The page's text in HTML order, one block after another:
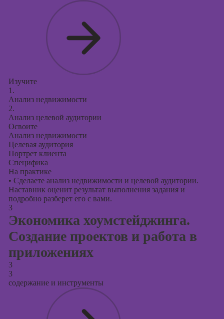
Изучите
1.
Анализ недвижимости
2.
Анализ целевой аудитории
Освоите
Анализ недвижимости
Целевая аудитория
Портрет клиента
Специфика
На практике
• Сделаете анализ недвижимости и целевой аудитории.
Наставник оценит результат выполнения задания и
подробно разберет его с вами.
3
Экономика хоумстейджинга.
Создание проектов и работа в
приложениях
3
3
содержание и инструменты